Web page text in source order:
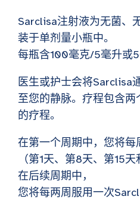
Sarclisa注射液为无菌、
装于单剂量小瓶中。
每瓶含100毫克/5毫升
医生或护士会将Sarclisa
至您的静脉。疗程包含两
的疗程。
在第一个周期中，您将每
（第1天、第8天、第15天
在后续周期中，
您将每两周服用一次